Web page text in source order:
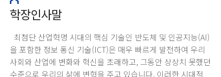
학장인사말
최첨단 산업혁명 시대의 핵심 기술인 반도체 및 인공지능(AI)
을 포함한 정보 통신 기술(ICT)은 매우 빠르게 발전하여 우리
사회와 산업에 변화와 혁신을 초래하고, 그동안 상상치 못했던
수준으로 우리의 삶에 변혁을 주고 있습니다. 이러한 시대적